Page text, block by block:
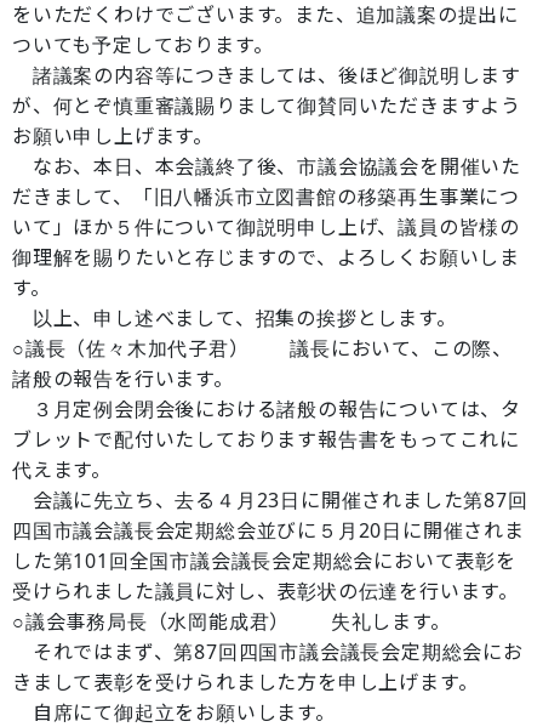
をいただくわけでございます。また、追加議案の提出に
ついても予定しております。
諸議案の内容等につきましては、後ほど御説明します
が、何とぞ慎重審議賜りまして御賛同いただきますよう
お願い申し上げます。
なお、本日、本会議終了後、市議会協議会を開催いた
だきまして、「旧八幡浜市立図書館の移築再生事業につ
いて」ほか５件について御説明申し上げ、議員の皆様の
御理解を賜りたいと存じますので、よろしくお願いしま
す。
以上、申し述べまして、招集の挨拶とします。
○議長（佐々木加代子君） 議長において、この際、
諸般の報告を行います。
３月定例会閉会後における諸般の報告については、タ
ブレットで配付いたしております報告書をもってこれに
代えます。
会議に先立ち、去る４月23日に開催されました第87回
四国市議会議長会定期総会並びに５月20日に開催されま
した第101回全国市議会議長会定期総会において表彰を
受けられました議員に対し、表彰状の伝達を行います。
○議会事務局長（水岡能成君） 失礼します。
それではまず、第87回四国市議会議長会定期総会にお
きまして表彰を受けられました方を申し上げます。
自席にて御起立をお願いします。